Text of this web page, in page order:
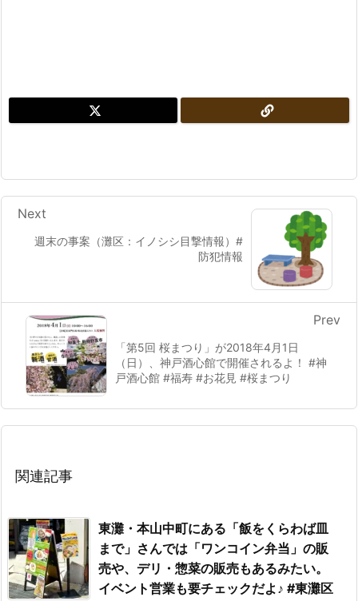
週末の事案（灘区：イノシシ目撃情報）#
防犯情報
Next
「第5回 桜まつり」が2018年4月1日
（日）、神戸酒心館で開催されるよ！ #神
戸酒心館 #福寿 #お花見 #桜まつり
Prev
関連記事
東灘・本山中町にある「飯をくらわば皿
まで」さんでは「ワンコイン弁当」の販
売や、デリ・惣菜の販売もあるみたい。
イベント営業も要チェックだよ♪ #東灘区